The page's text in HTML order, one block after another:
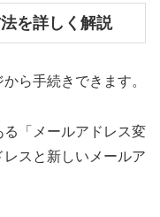
を詳しく解説
ら手続きできます。
「メールアドレス変
スと新しいメールア